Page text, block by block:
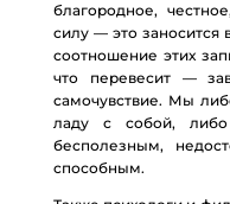
благородное,
силу — это заносится
соотношение этих
что перевесит —
самочувствие. Мы
ладу с собой,
бесполезным,
способным.